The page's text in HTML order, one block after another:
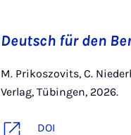
Deutsch für den
M. Prikoszovits, C.
Verlag, Tübingen, 2026.
DOI